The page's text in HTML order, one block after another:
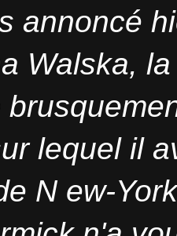
annoncé
Walska,
lequel il
N ew-